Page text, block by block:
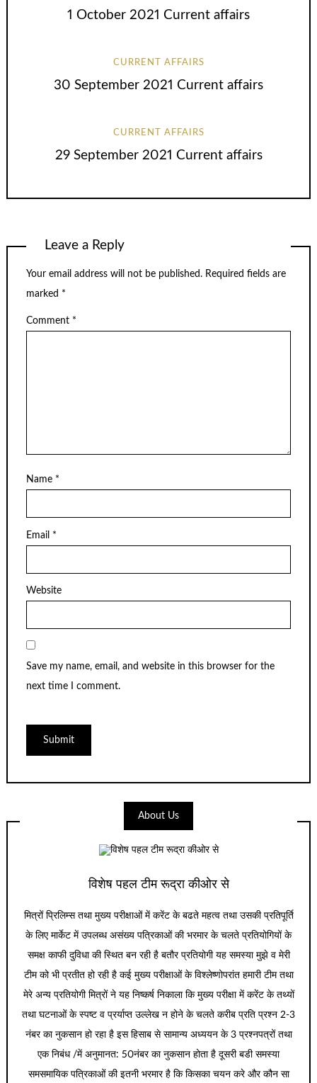
1 October 2021 Current affairs
CURRENT AFFAIRS
30 September 2021 Current affairs
CURRENT AFFAIRS
29 September 2021 Current affairs
Leave a Reply
Your email address will not be published. Required fields are
marked *
Comment *
Name *
Email *
Website
Save my name, email, and website in this browser for the
next time I comment.
About Us
विशेष पहल टीम रूद्रा कीओर से
मित्रों प्रिलिम्स तथा मुख्य परीक्षाओं में करेंट के बढते महत्व तथा उसकी प्रतिपूर्ति
के लिए मार्केट में उपलब्ध असंख्य पत्रिकाओं की भरमार के चलते प्रतियोगियों के
समक्ष काफी दुविधा की स्थित बन रही है बतौर प्रतियोगी यह समस्या मुझे व मेरी
टीम को भी प्रतीत हो रही है कई मुख्य परीक्षाओं के विश्लेष्णोपरांत हमारी टीम तथा
मेरे अन्य प्रतियोगी मित्रों ने यह निष्कर्ष निकाला कि मुख्य परीक्षा में करेंट के तथ्यों
तथा घटनाओं के स्पष्ट व प्रर्याप्त उल्लेख न होने के चलते करीब प्रति प्रश्न 2-3
नंबर का नुकसान हो रहा है इस हिसाब से सामान्य अध्ययन के 3 प्रश्नपत्रों तथा
एक निबंध /में अनुमानत: 50नंबर का नुकसान होता है दूसरी बडी समस्या
समसमायिक पत्रिकाओं की इतनी भरमार है कि किसका चयन करे और कौन सा